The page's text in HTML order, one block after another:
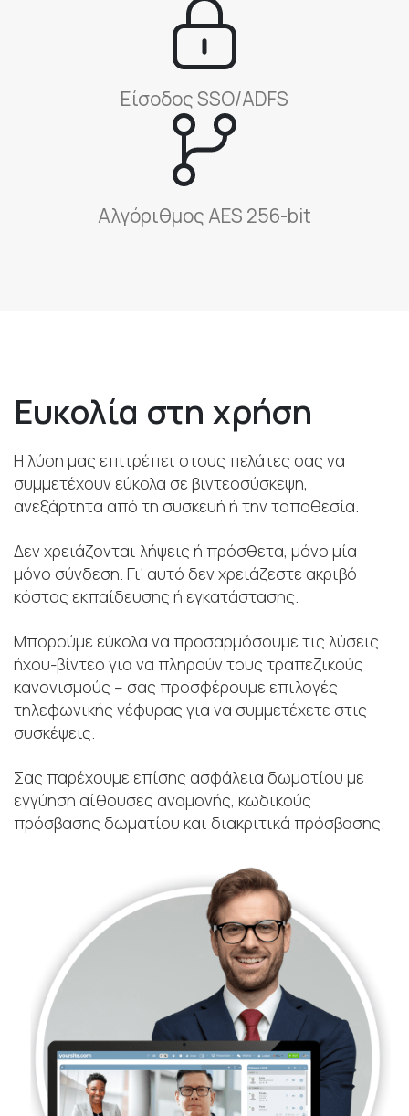
Είσοδος SSO/ADFS
Αλγόριθμος AES 256-bit
Ευκολία στη χρήση
Η λύση μας επιτρέπει στους πελάτες σας να
συμμετέχουν εύκολα σε βιντεοσύσκεψη,
ανεξάρτητα από τη συσκευή ή την τοποθεσία.
Δεν χρειάζονται λήψεις ή πρόσθετα, μόνο μία
μόνο σύνδεση. Γι' αυτό δεν χρειάζεστε ακριβό
κόστος εκπαίδευσης ή εγκατάστασης.
Μπορούμε εύκολα να προσαρμόσουμε τις λύσεις
ήχου-βίντεο για να πληρούν τους τραπεζικούς
κανονισμούς – σας προσφέρουμε επιλογές
τηλεφωνικής γέφυρας για να συμμετέχετε στις
συσκέψεις.
Σας παρέχουμε επίσης ασφάλεια δωματίου με
εγγύηση αίθουσες αναμονής, κωδικούς
πρόσβασης δωματίου και διακριτικά πρόσβασης.